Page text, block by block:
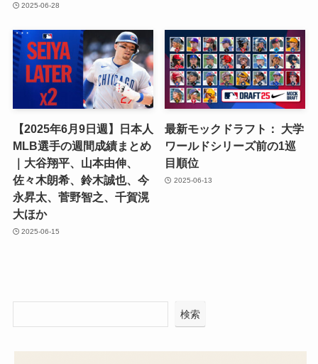
2025-06-28
【2025年6月9日週】日本人
MLB選手の週間成績まとめ
｜大谷翔平、山本由伸、
佐々木朗希、鈴木誠也、今
永昇太、菅野智之、千賀滉
大ほか
2025-06-15
最新モックドラフト： 大学
ワールドシリーズ前の1巡
目順位
2025-06-13
検索